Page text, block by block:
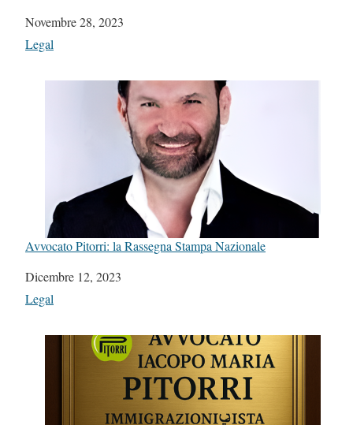
Data
Novembre 28, 2023
In relazione a
Legal
Avvocato Pitorri: la Rassegna Stampa Nazionale
Data
Dicembre 12, 2023
In relazione a
Legal